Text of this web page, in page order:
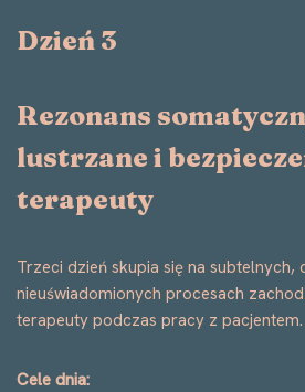
Dzień 3
Rezonans
lustrzane i
terapeuty
Trzeci dzień skupia się na subtelnych,
nieuświadomionych procesach
terapeuty podczas pracy z pacjentem.
Cele dnia: